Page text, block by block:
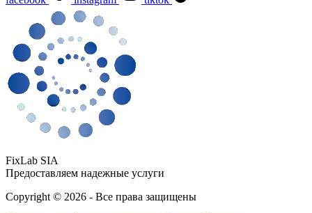
FixLab SIA
Предоставляем надежные услуги
Copyright © 2026 - Все права защищены